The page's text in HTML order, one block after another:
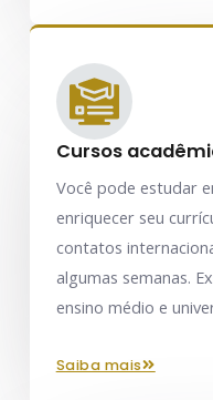
Cursos
Você pode estudar
enriquecer seu
contatos
algumas semanas.
ensino médio e
saiba mais